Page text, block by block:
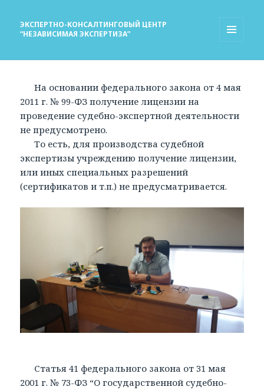
ЭКСПЕРТНО-КОНСАЛТИНГОВЫЙ ЦЕНТР
“НЕЗАВИСИМАЯ ЭКСПЕРТИЗА”
На основании федерального закона от 4 мая
2011 г. № 99-ФЗ получение лицензии на
проведение судебно-экспертной деятельности
не предусмотрено.
То есть, для производства судебной
экспертизы учреждению получение лицензии,
или иных специальных разрешений
(сертификатов и т.п.) не предусматривается.
Статья 41 федерального закона от 31 мая
2001 г. № 73-ФЗ “О государственной судебно-